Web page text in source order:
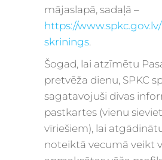
mājaslapā, sadaļā –
https://
skrinings.
Šogad, lai atzīmētu
pretvēža dienu, SPKC
sagatavojuši divas
pastkartes (vienu
vīriešiem), lai
noteiktā vecumā veikt